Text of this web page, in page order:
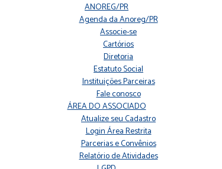
ANOREG/PR
Agenda da Anoreg/PR
Associe-se
Cartórios
Diretoria
Estatuto Social
Instituições Parceiras
Fale conosco
ÁREA DO ASSOCIADO
Atualize seu Cadastro
Login Área Restrita
Parcerias e Convênios
Relatório de Atividades